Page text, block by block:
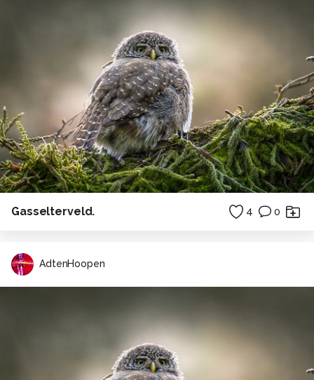
Gasselterveld. 4 0
AdtenHoopen